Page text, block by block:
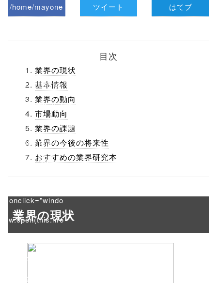
/home/mayone
ml/wp-
content/themes
/tapbiz_theme/
parts/sns-
buttons.php on
line10
onclick="windo
w.open(this.hre
'width=550,
height=450,
ツイート はてブ
目次
業界の現状
基本情報
業界の動向
市場動向
業界の課題
業界の今後の将来性
おすすめの業界研究本
業界の現状